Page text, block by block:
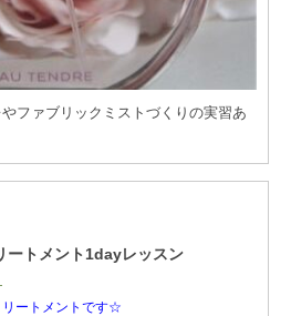
ファブリックミストづくりの実習あ
ートメント1dayレッスン
ートメントです☆